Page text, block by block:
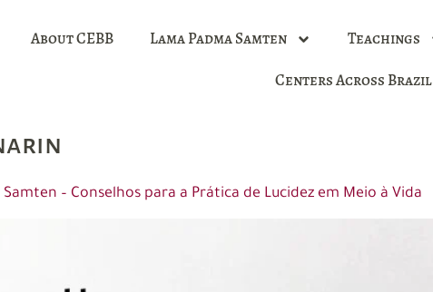
About CEBB Lama Padma Samten Teachings
Centers Across Brazil
– Conselhos para a Prática de Lucidez em Meio à Vida